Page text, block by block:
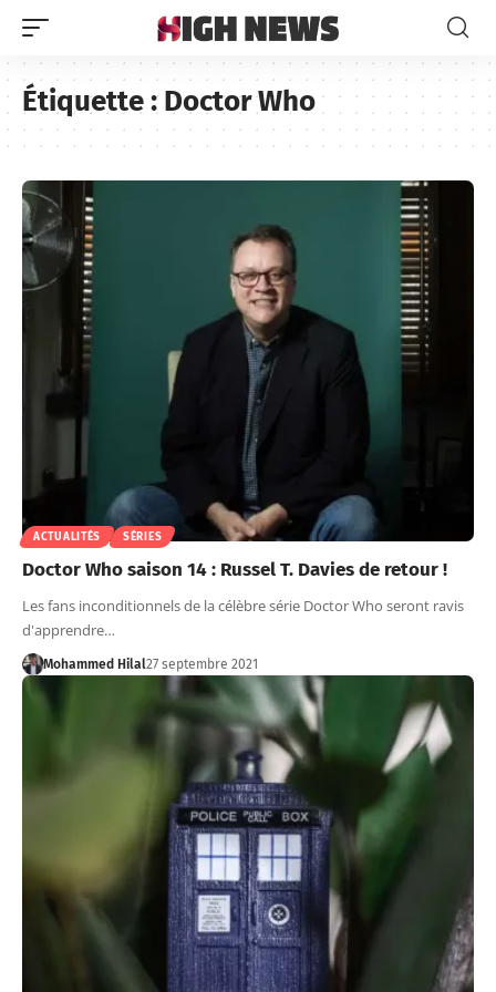
Étiquette :Doctor Who
ACTUALITÉS SÉRIES
Doctor Who saison 14 : Russel T. Davies de retour !
Les fans inconditionnels de la célèbre série Doctor Who seront ravis
d'apprendre…
Mohammed Hilal27 septembre 2021